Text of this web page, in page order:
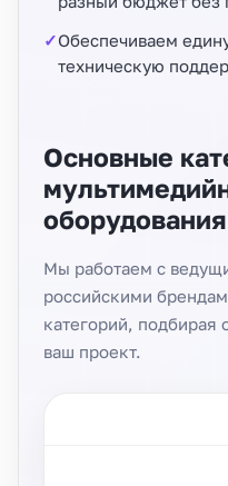
Обеспечиваем
техническую
Основные
оборудования
Мы работаем с
российскими
категорий,
ваш проект.